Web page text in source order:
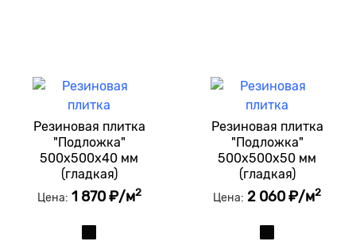
Резиновая плитка
"Подложка"
500x500x40 мм
(гладкая)
Цена: 1 870 ₽/м2
Резиновая плитка
"Подложка"
500x500x50 мм
(гладкая)
Цена: 2 060 ₽/м2